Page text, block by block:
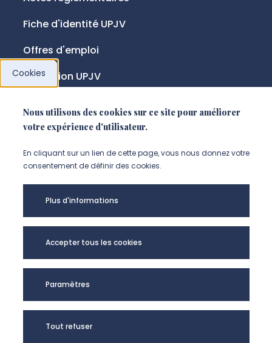
Fiche d'identité UPJV
Offres d'emploi
Fondation UPJV
NOUS SUIVRE
Suivez-nous sur instagram
Suivez-nous sur linkedin
Suivez-nous sur
Université de Picardie Jules Verne -
@Copyright 2024
Mentions légales
Accessibilité
Cookies
Nous utilisons des cookies sur ce site pour améliorer
votre expérience d'utilisateur.
En cliquant sur un lien de cette page, vous nous donnez votre
consentement de définir des cookies.
Plus d'informations
Accepter tous les cookies
Paramètres
Tout refuser